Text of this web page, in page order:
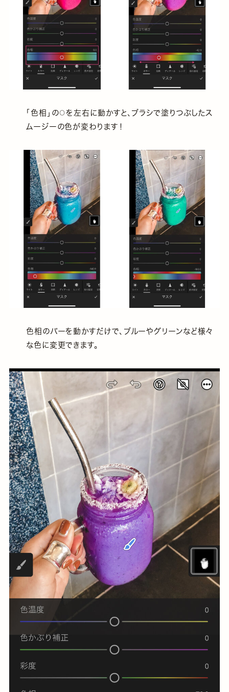
「色相」の⚪︎を左右に動かすと、ブラシで塗りつぶしたス
ムージーの色が変わります！
色相のバーを動かすだけで、ブルーやグリーンなど様々
な色に変更できます。